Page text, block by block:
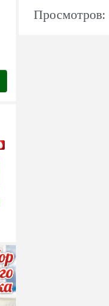
Просмотров: